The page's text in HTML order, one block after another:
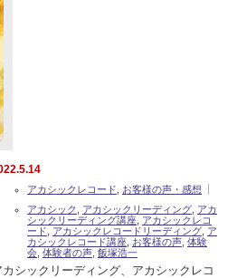
アカシックレコード
お客様の声・感想
アカシック
アカシックリーディング アカ
シックリーディング講座 アカシックレコ
ード
アカシックレコードリーディング ア
カシックレコード講座 お客様の声 体験
会 体験者の声 飯塚浩一
カシックリーディング、アカシックレコ